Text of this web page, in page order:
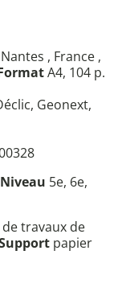
, France ,
A4, 104 p.
Geonext,
Niveau 5e, 6e,
travaux de
papier